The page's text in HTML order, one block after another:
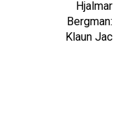
Hjalmar
Bergman:
Klaun Jac